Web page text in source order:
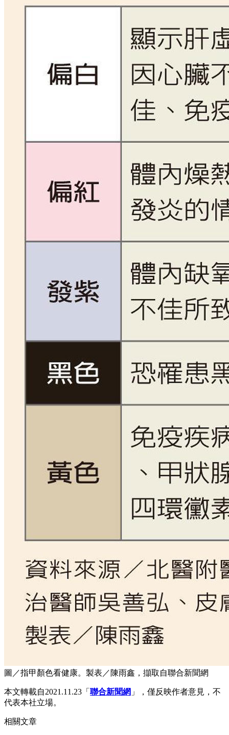
圖／指甲顏色看健康。製表／陳雨鑫，擷取自聯合新聞網
本文轉載自2021.11.23「 聯合新聞網 」，僅反映作者意見，不
代表本社立場。
相關文章